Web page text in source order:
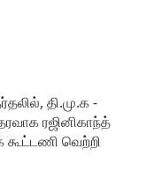
தி.மு.க -
ரஜினிகாந்த்
கூட்டணி வெற்றி